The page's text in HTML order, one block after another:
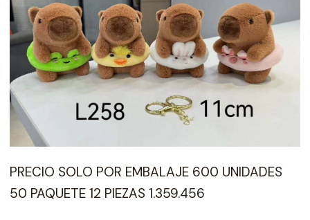
PRECIO SOLO POR EMBALAJE 600 UNIDADES
50 PAQUETE 12 PIEZAS 1.359.456